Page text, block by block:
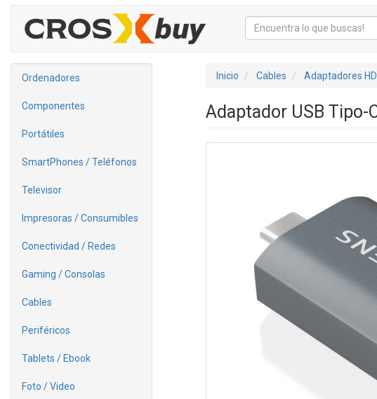
Ordenadores
Componentes
Portátiles
SmartPhones / Teléfonos
Televisor
Impresoras / Consumibles
Conectividad / Redes
Gaming / Consolas
Cables
Periféricos
Tablets / Ebook
Foto / Video
Inicio Cables Adaptadores
Adaptador USB Tipo-